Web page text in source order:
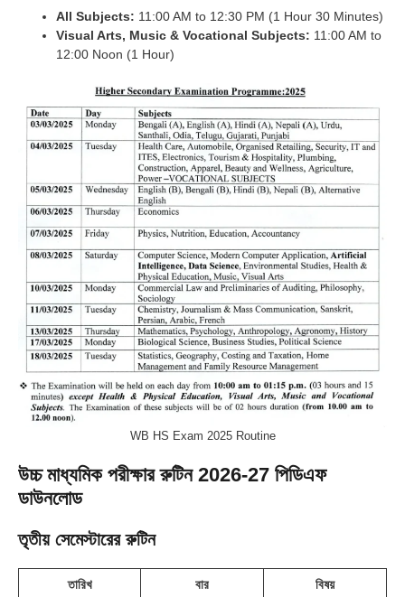
All Subjects: 11:00 AM to 12:30 PM (1 Hour 30 Minutes)
Visual Arts, Music & Vocational Subjects: 11:00 AM to
12:00 Noon (1 Hour)
WB HS Exam 2025 Routine
উচ্চ মাধ্যমিক পরীক্ষার রুটিন 2026-27 পিডিএফ
ডাউনলোড
তৃতীয় সেমেস্টারের রুটিন
তারিখ বার বিষয়